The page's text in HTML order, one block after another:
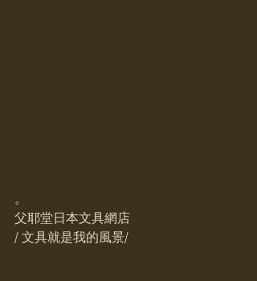
。
父耶堂日本文具網店
/ 文具就是我的風景/